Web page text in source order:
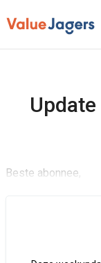
Beste abonnee,